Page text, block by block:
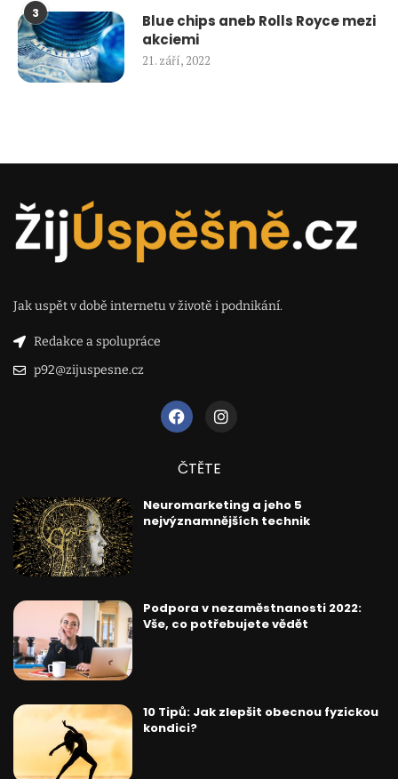
3
Blue chips aneb Rolls Royce mezi
akciemi
21. září, 2022
Jak uspět v době internetu v životě i podnikání.
Redakce a spolupráce
p92@zijuspesne.cz
ČTĚTE
Neuromarketing a jeho 5
nejvýznamnějších technik
Podpora v nezaměstnanosti 2022:
Vše, co potřebujete vědět
10 Tipů: Jak zlepšit obecnou fyzickou
kondici?